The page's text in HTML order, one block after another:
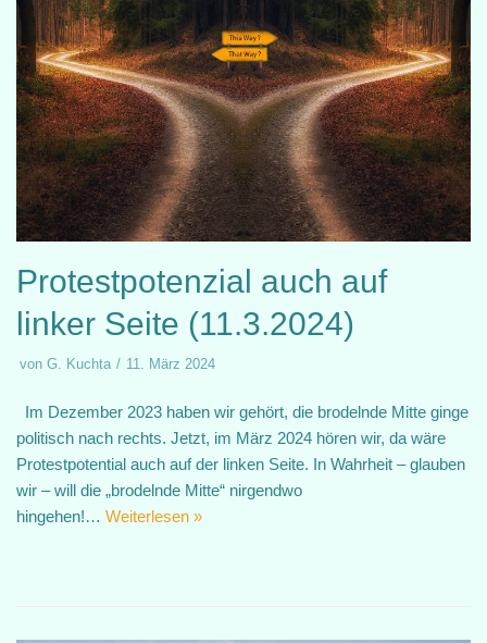
Protestpotenzial auch auf
linker Seite (11.3.2024)
von G. Kuchta 11. März 2024
Im Dezember 2023 haben wir gehört, die brodelnde Mitte ginge
politisch nach rechts. Jetzt, im März 2024 hören wir, da wäre
Protestpotential auch auf der linken Seite. In Wahrheit – glauben
wir – will die „brodelnde Mitte“ nirgendwo
hingehen!… Weiterlesen »